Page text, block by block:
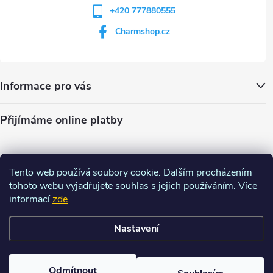
Tento web používá soubory cookie. Dalším procházením
tohoto webu vyjadřujete souhlas s jejich používáním. Více
informacízde
Nastavení
+420 777880555
Charmshop.cz
Informace pro vás
Přijímáme online platby
nastavení cookies